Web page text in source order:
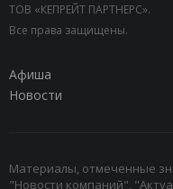
ТОВ «КЕПРЕЙТ ПАРТНЕРС».
Все права защищены.
Афиша
Новости
Материалы, отмеченные
"Новости компаний",